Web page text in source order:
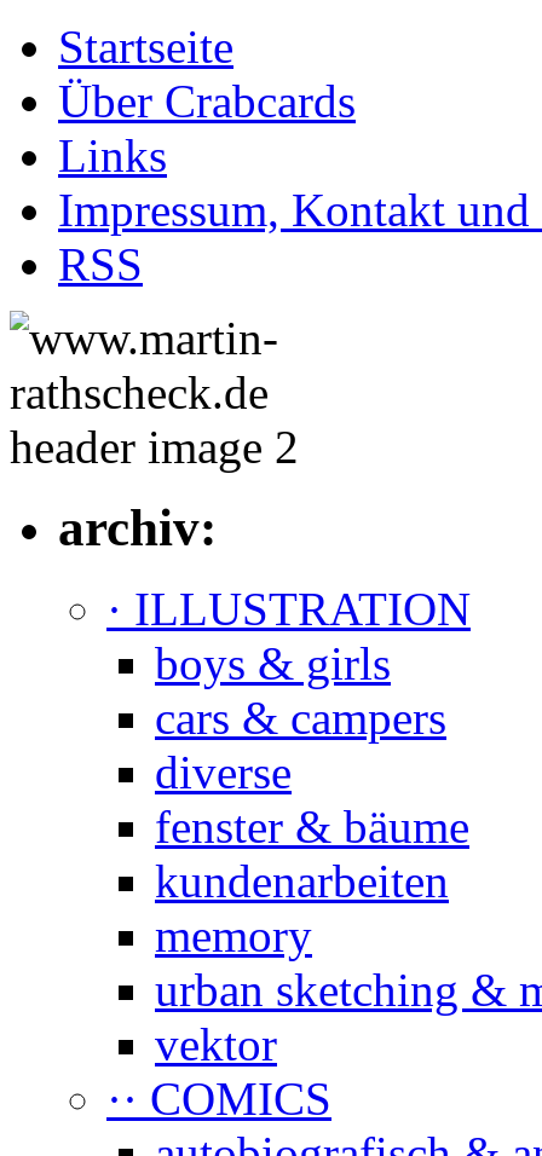
Startseite
Über Crabcards
Links
Impressum, Kontakt und
RSS
archiv:
· ILLUSTRATION
boys & girls
cars & campers
diverse
fenster & bäume
kundenarbeiten
memory
urban sketching &
vektor
·· COMICS